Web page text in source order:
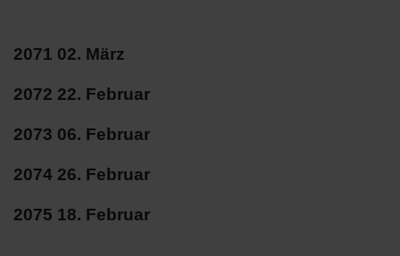
2071 02. März
2072 22. Februar
2073 06. Februar
2074 26. Februar
2075 18. Februar